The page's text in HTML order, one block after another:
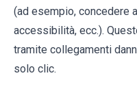
(ad esempio, concedere
accessibilità, ecc.).
tramite collegamenti
solo clic.